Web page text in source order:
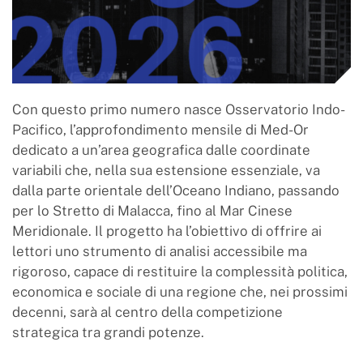
Con questo primo numero nasce Osservatorio Indo-
Pacifico, l’approfondimento mensile di Med-Or
dedicato a un’area geografica dalle coordinate
variabili che, nella sua estensione essenziale, va
dalla parte orientale dell’Oceano Indiano, passando
per lo Stretto di Malacca, fino al Mar Cinese
Meridionale. Il progetto ha l’obiettivo di offrire ai
lettori uno strumento di analisi accessibile ma
rigoroso, capace di restituire la complessità politica,
economica e sociale di una regione che, nei prossimi
decenni, sarà al centro della competizione
strategica tra grandi potenze.